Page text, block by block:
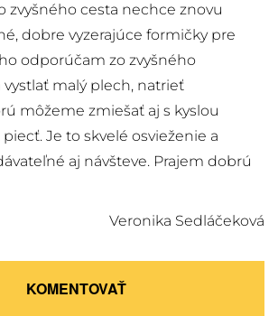
zvyšného cesta nechce znovu
dobre vyzerajúce formičky pre
odporúčam zo zvyšného
vystlať malý plech, natrieť
môžeme zmiešať aj s kyslou
Je to skvelé osvieženie a
aj návšteve. Prajem dobrú
Veronika Sedláčeková
KOMENTOVAŤ